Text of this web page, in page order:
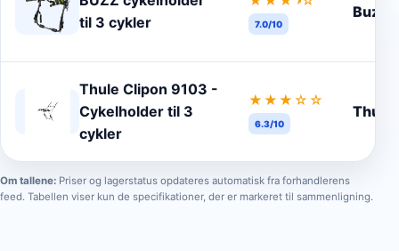
til 3 cykler
7.0/10
Thule Clipon 9103 -
Cykelholder til 3
cykler
★★★ ☆☆
6.3/10
Thule
Om tallene: Priser og lagerstatus opdateres automatisk fra forhandlerens
feed. Tabellen viser kun de specifikationer, der er markeret til sammenligning.